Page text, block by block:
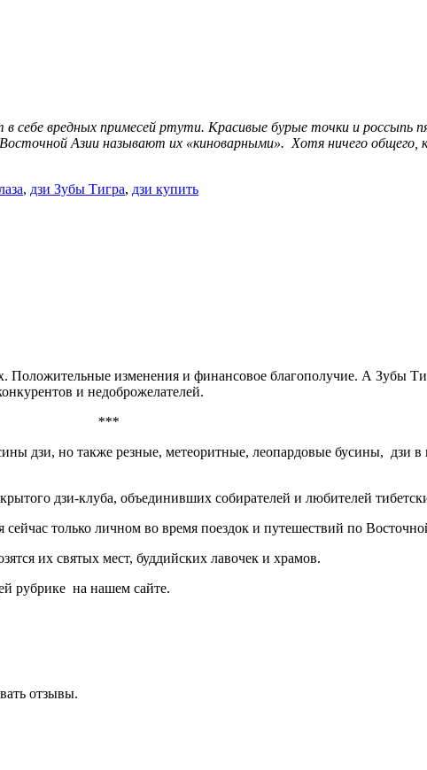
в себе вредных примесей ртути. Красивые бурые точки и россыпь
Азии называют их «киноварными». Хотя ничего общего,
, дзи Зубы Тигра, дзи купить
Положительные изменения и финансовое благополучие. А Зубы
и недоброжелателей.
***
дзи, но также резные, метеоритные, леопардовые бусины, дзи
дзи-клуба, объединивших собирателей и любителей
только личном во время поездок и путешествий по
их святых мест, буддийских лавочек и храмов.
рубрике на нашем сайте.
отзывы.